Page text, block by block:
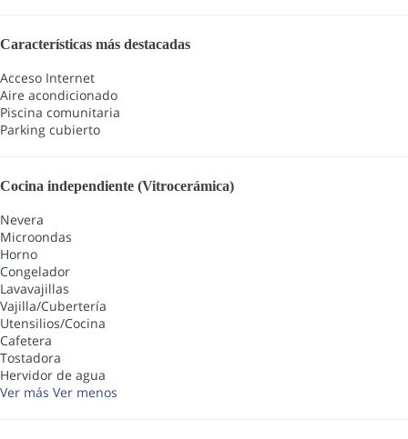
Características más destacadas
Acceso Internet
Aire acondicionado
Piscina comunitaria
Parking cubierto
Cocina independiente (Vitrocerámica)
Nevera
Microondas
Horno
Congelador
Lavavajillas
Vajilla/Cubertería
Utensilios/Cocina
Cafetera
Tostadora
Hervidor de agua
Ver más Ver menos